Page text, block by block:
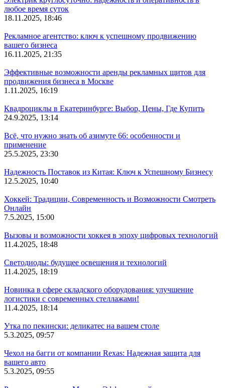
любое время суток
18.11.2025, 18:46
Рекламное агентство: ключ к успешному продвижению
вашего бизнеса
16.11.2025, 21:35
Эффективные возможности аренды рекламных щитов для
продвижения бизнеса в Москве
1.11.2025, 16:19
Квадроциклы в Екатеринбурге: Выбор, Цены, Где Купить
24.9.2025, 13:14
Всё, что нужно знать об азимуте 66: особенности и
применение
25.5.2025, 23:30
Надежность Поставок из Китая: Ключ к Успешному Бизнесу
12.5.2025, 10:40
Хоккей: Традиции, Современность и Возможности Смотреть
Онлайн
7.5.2025, 15:00
Вызовы и возможности хоккея в эпоху цифровых технологий
11.4.2025, 18:48
Светодиоды: будущее освещения и технологий
11.4.2025, 18:19
Новинка в сфере складского оборудования: улучшение
логистики с современных стеллажами!
11.4.2025, 18:14
Утка по пекински: деликатес на вашем столе
5.3.2025, 09:57
Чехол на багги от компании Rexas: Надежная защита для
вашего авто
5.3.2025, 09:55